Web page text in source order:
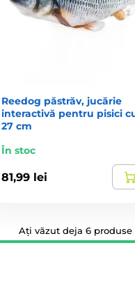
Reedog păstrăv, jucărie
interactivă pentru pisici
27 cm
În stoc
81,99 lei
Ați văzut deja 6 produse